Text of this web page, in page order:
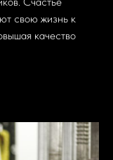
свою жизнь к
качество